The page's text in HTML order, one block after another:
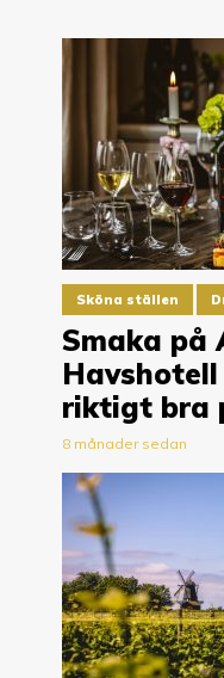
Sköna ställen
Smaka på
riktigt bra
8 månader sedan